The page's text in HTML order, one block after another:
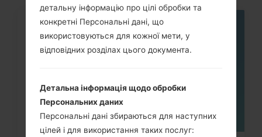
детальну інформацію про цілі обробки та
конкретні Персональні дані, що
використовуються для кожної мети, у
відповідних розділах цього документа.
Детальна інформація щодо обробки
Персональних даних
Персональні дані збираються для наступних
цілей і для використання таких послуг: